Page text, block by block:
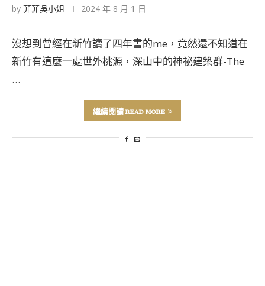
by 菲菲吳小姐 2024 年 8 月 1 日
沒想到曾經在新竹讀了四年書的me，竟然還不知道在
新竹有這麼一處世外桃源，深山中的神祕建築群-The
…
繼續閱讀 READ MORE